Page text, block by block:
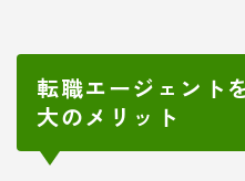
転職エージェント
大のメリット